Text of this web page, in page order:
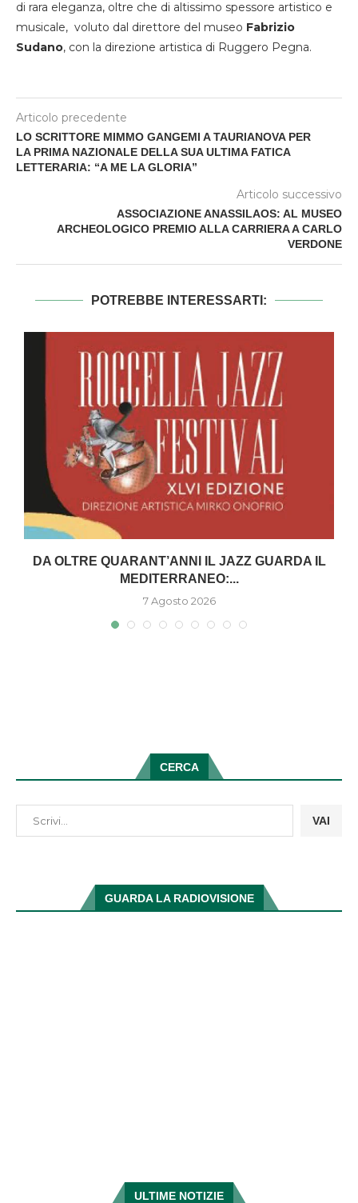
di rara eleganza, oltre che di altissimo spessore artistico e
musicale, voluto dal direttore del museo Fabrizio
Sudano, con la direzione artistica di Ruggero Pegna.
Articolo precedente
LO SCRITTORE MIMMO GANGEMI A TAURIANOVA PER
LA PRIMA NAZIONALE DELLA SUA ULTIMA FATICA
LETTERARIA: “A ME LA GLORIA”
Articolo successivo
ASSOCIAZIONE ANASSILAOS: AL MUSEO
ARCHEOLOGICO PREMIO ALLA CARRIERA A CARLO
VERDONE
POTREBBE INTERESSARTI:
DA OLTRE QUARANT’ANNI IL JAZZ GUARDA IL
MEDITERRANEO:...
7 Agosto 2026
CERCA
VAI
GUARDA LA RADIOVISIONE
ULTIME NOTIZIE